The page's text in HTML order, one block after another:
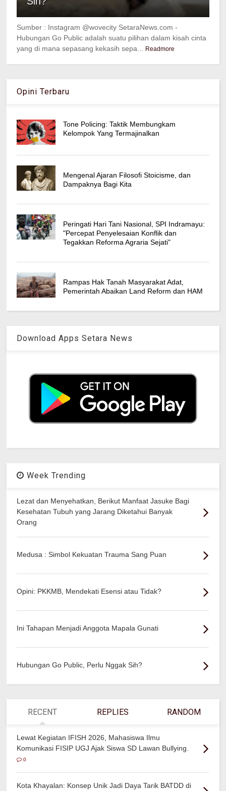
Sumber : Instagram @wovecity SetaraNews.com -
Hubungan Go Public adalah suatu pilihan dalam kisah cinta
yang di mana sepasang kekasih sepa...
Readmore
Opini Terbaru
Tone Policing: Taktik Membungkam
Kelompok Yang Termajinalkan
Mengenal Ajaran Filosofi Stoicisme, dan
Dampaknya Bagi Kita
Peringati Hari Tani Nasional, SPI Indramayu:
"Percepat Penyelesaian Konflik dan
Tegakkan Reforma Agraria Sejati"
Rampas Hak Tanah Masyarakat Adat,
Pemerintah Abaikan Land Reform dan HAM
Download Apps Setara News
Week Trending
Lezat dan Menyehatkan, Berikut Manfaat Jasuke Bagi
Kesehatan Tubuh yang Jarang Diketahui Banyak
Orang
Medusa : Simbol Kekuatan Trauma Sang Puan
Opini: PKKMB, Mendekati Esensi atau Tidak?
Ini Tahapan Menjadi Anggota Mapala Gunati
Hubungan Go Public, Perlu Nggak Sih?
RECENT REPLIES RANDOM
Lewat Kegiatan IFISH 2026, Mahasiswa Ilmu
Komunikasi FISIP UGJ Ajak Siswa SD Lawan Bullying.
0
Kota Khayalan: Konsep Unik Jadi Daya Tarik BATDD di